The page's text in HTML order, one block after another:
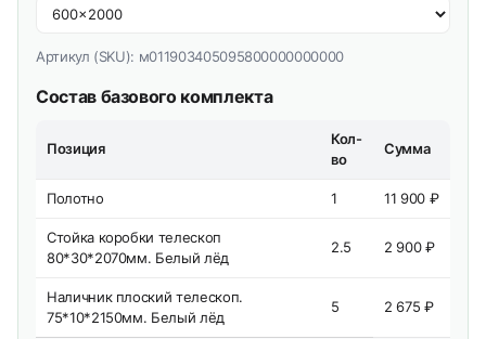
Артикул (SKU): м011903405095800000000000
Состав базового комплекта
Позиция
Кол-
во
Сумма
Полотно 1 11 900 ₽
Стойка коробки телескоп
80*30*2070мм. Белый лёд
2.5 2 900 ₽
Наличник плоский телескоп.
75*10*2150мм. Белый лёд
5 2 675 ₽